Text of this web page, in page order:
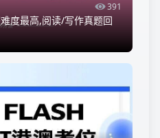
391
度最高,阅读/写作真题回